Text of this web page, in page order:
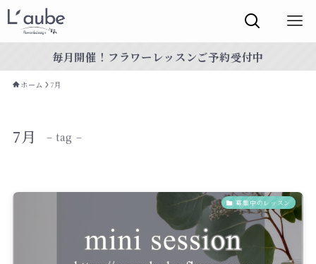
毎月開催！フラワーレッスンご予約受付中
ホーム 7月
7月 – tag –
募集中のレッスン